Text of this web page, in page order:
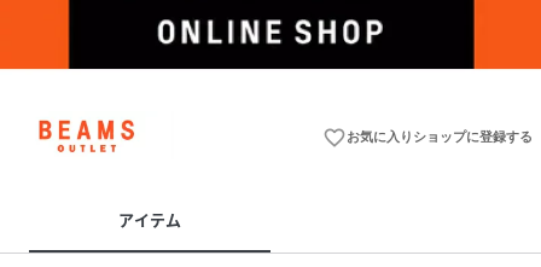
favorite_borderお気に入りショップに登録する
アイテム